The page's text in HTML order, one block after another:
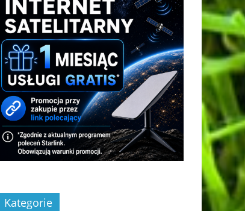
Kategorie